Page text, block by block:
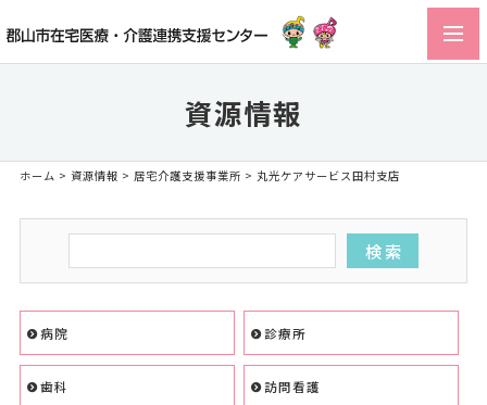
資源情報
ホーム > 資源情報 > 居宅介護支援事業所 > 丸光ケアサービス田村支店
病院 診療所
歯科 訪問看護